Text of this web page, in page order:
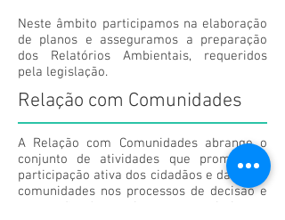
Neste âmbito participamos na elaboração
de planos e asseguramos a preparação
dos Relatórios Ambientais, requeridos
pela legislação.
Relação com Comunidades
A Relação com Comunidades abrange o
conjunto de atividades que promove a
participação ativa dos cidadãos e das suas
comunidades nos processos de decisão e
na gestão dos projetos e constitui uma